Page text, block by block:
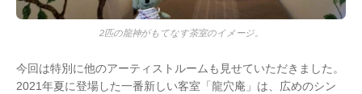
2匹の龍神がもてなす茶室のイメージ。
今回は特別に他のアーティストルームも見せていただきました。
2021年夏に登場した一番新しい客室「龍穴庵」は、広めのシン